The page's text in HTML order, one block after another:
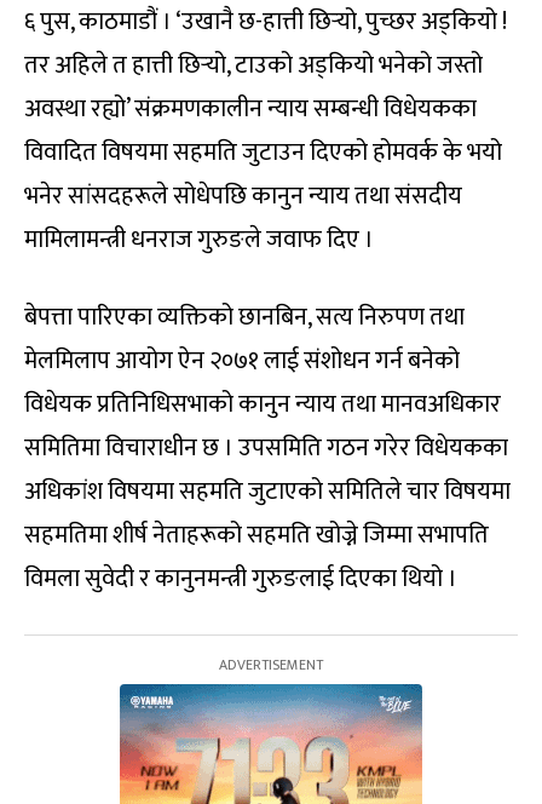
६ पुस, काठमाडौं । ‘उखानै छ-हात्ती छिर्‍यो, पुच्छर अड्कियो !
तर अहिले त हात्ती छिर्‍यो, टाउको अड्कियो भनेको जस्तो
अवस्था रह्यो’ संक्रमणकालीन न्याय सम्बन्धी विधेयकका
विवादित विषयमा सहमति जुटाउन दिएको होमवर्क के भयो
भनेर सांसदहरूले सोधेपछि कानुन न्याय तथा संसदीय
मामिलामन्त्री धनराज गुरुङले जवाफ दिए ।
बेपत्ता पारिएका व्यक्तिको छानबिन, सत्य निरुपण तथा
मेलमिलाप आयोग ऐन २०७१ लाई संशोधन गर्न बनेको
विधेयक प्रतिनिधिसभाको कानुन न्याय तथा मानवअधिकार
समितिमा विचाराधीन छ । उपसमिति गठन गरेर विधेयकका
अधिकांश विषयमा सहमति जुटाएको समितिले चार विषयमा
सहमतिमा शीर्ष नेताहरूको सहमति खोज्ने जिम्मा सभापति
विमला सुवेदी र कानुनमन्त्री गुरुङलाई दिएका थियो ।